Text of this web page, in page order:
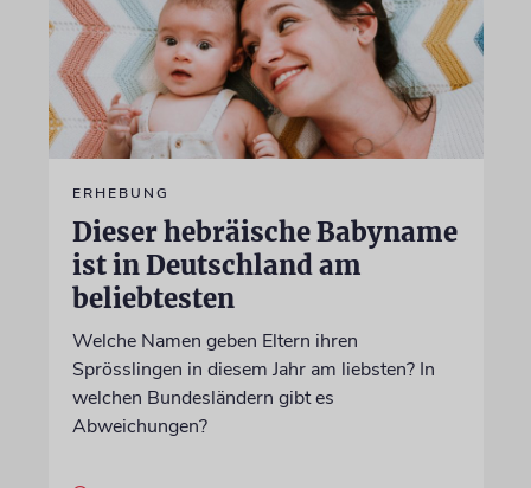
ERHEBUNG
Dieser hebräische Babyname
ist in Deutschland am
beliebtesten
Welche Namen geben Eltern ihren
Sprösslingen in diesem Jahr am liebsten? In
welchen Bundesländern gibt es
Abweichungen?